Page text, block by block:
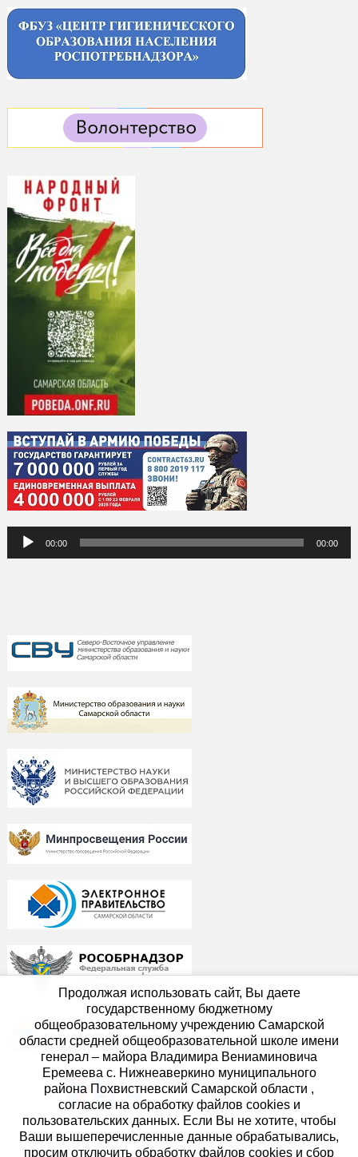
Аудиоплеер
00:00 00:00
Продолжая использовать сайт, Вы даете
государственному бюджетному
общеобразовательному учреждению Самарской
области средней общеобразовательной школе имени
генерал – майора Владимира Вениаминовича
Еремеева с. Нижнеаверкино муниципального
района Похвистневский Самарской области ,
согласие на обработку файлов cookies и
пользовательских данных. Если Вы не хотите, чтобы
Ваши вышеперечисленные данные обрабатывались,
просим отключить обработку файлов cookies и сбор